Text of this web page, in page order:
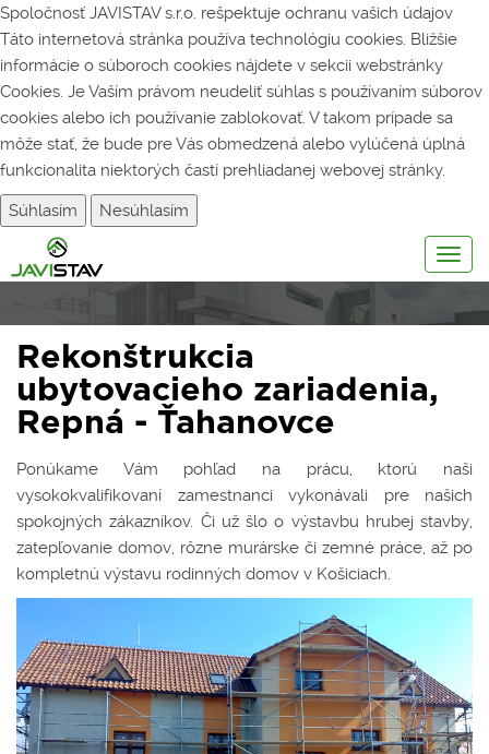
Spoločnosť JAVISTAV s.r.o. rešpektuje ochranu vašich údajov
Táto internetová stránka používa technológiu cookies. Bližšie
informácie o súboroch cookies nájdete v sekcii webstránky
Cookies. Je Vaším právom neudeliť súhlas s používaním súborov
cookies alebo ich používanie zablokovať. V takom prípade sa
môže stať, že bude pre Vás obmedzená alebo vylúčená úplná
funkcionalita niektorých častí prehliadanej webovej stránky.
Súhlasím Nesúhlasím
Rekonštrukcia
ubytovacieho zariadenia,
Repná - Ťahanovce
Ponúkame Vám pohľad na prácu, ktorú naši
vysokokvalifikovaní zamestnanci vykonávali pre našich
spokojných zákazníkov. Či už šlo o výstavbu hrubej stavby,
zatepľovanie domov, rôzne murárske či zemné práce, až po
kompletnú výstavu rodinných domov v Košiciach.